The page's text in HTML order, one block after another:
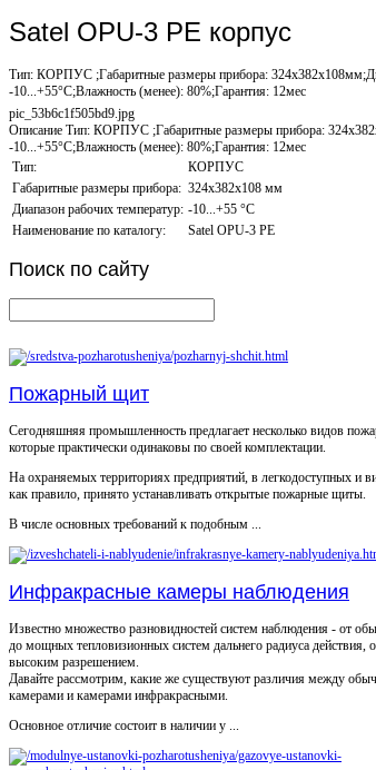
Satel OPU-3 PE корпус
Тип: КОРПУС ;Габаритные размеры прибора:
-10...+55°С;Влажность (менее): 80%;Гарантия: 12мес
pic_53b6c1f505bd9.jpg
Описание Тип: КОРПУС ;Габаритные размеры прибора:
-10...+55°С;Влажность (менее): 80%;Гарантия: 12мес
Тип:
КОРПУС
Габаритные размеры прибора: 324x382x108 мм
Диапазон рабочих температур: -10...+55 °С
Наименование по каталогу:
Satel OPU-3 PE
Поиск по сайту
Пожарный щит
Сегодняшняя промышленность предлагает несколько видов
которые практически одинаковы по своей комплектации.
На охраняемых территориях предприятий, в легкодоступных и
как правило, принято устанавливать открытые пожарные щиты.
В числе основных требований к подобным ...
Инфракрасные камеры наблюдения
Известно множество разновидностей систем наблюдения - от
до мощных тепловизионных систем дальнего радиуса действия,
высоким разрешением.
Давайте рассмотрим, какие же существуют различия между
камерами и камерами инфракрасными.
Основное отличие состоит в наличии у ...